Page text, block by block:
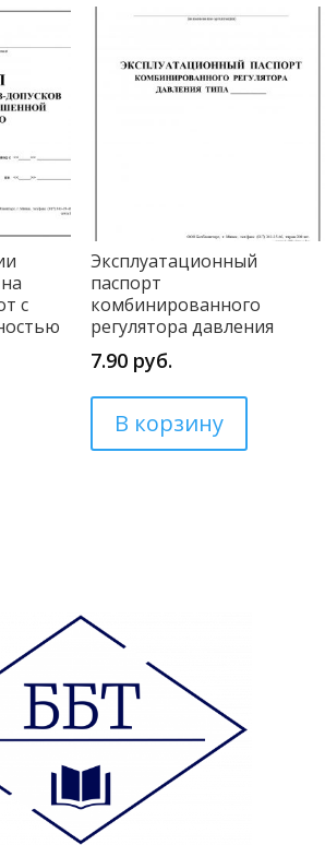
с
Эксплуатационный
паспорт
комбинированного
регулятора давления
7.90руб.
В корзину